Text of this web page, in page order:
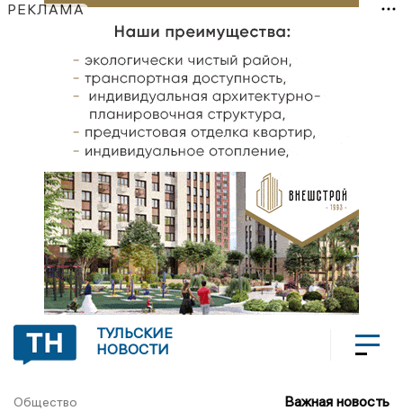
РЕКЛАМА
ТУЛЬСКИЕ
НОВОСТИ
Общество Важная новость